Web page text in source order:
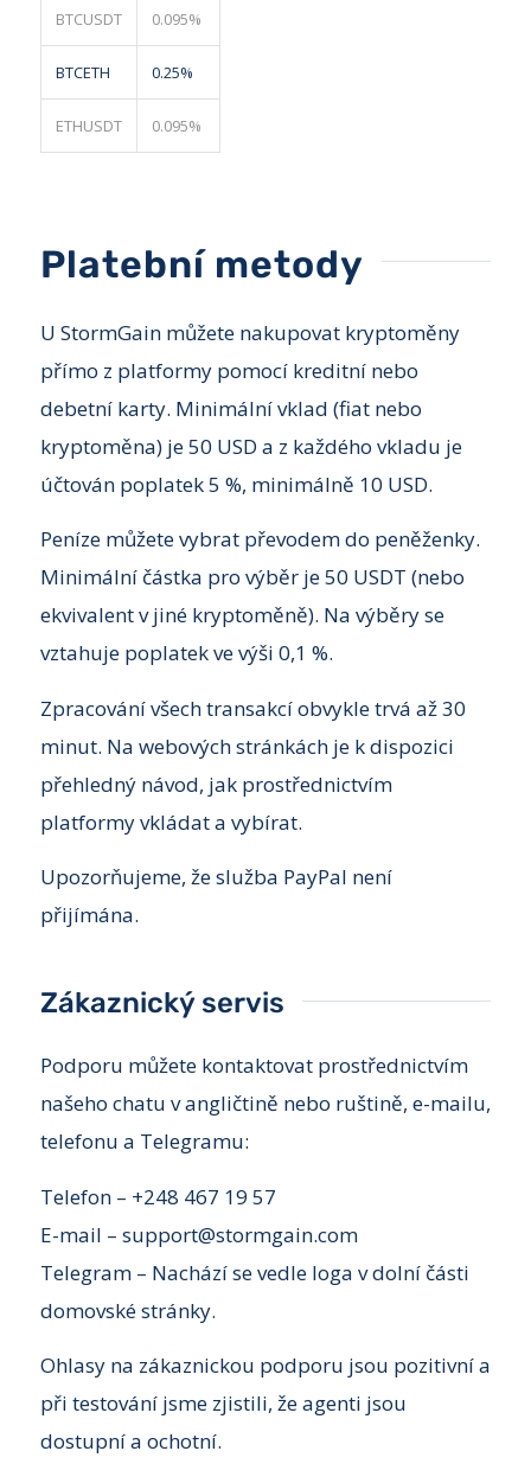
BTCUSDT 0.095%
BTCETH 0.25%
ETHUSDT 0.095%
Platební metody
U StormGain můžete nakupovat kryptoměny
přímo z platformy pomocí kreditní nebo
debetní karty. Minimální vklad (fiat nebo
kryptoměna) je 50 USD a z každého vkladu je
účtován poplatek 5 %, minimálně 10 USD.
Peníze můžete vybrat převodem do peněženky.
Minimální částka pro výběr je 50 USDT (nebo
ekvivalent v jiné kryptoměně). Na výběry se
vztahuje poplatek ve výši 0,1 %.
Zpracování všech transakcí obvykle trvá až 30
minut. Na webových stránkách je k dispozici
přehledný návod, jak prostřednictvím
platformy vkládat a vybírat.
Upozorňujeme, že služba PayPal není
přijímána.
Zákaznický servis
Podporu můžete kontaktovat prostřednictvím
našeho chatu v angličtině nebo ruštině, e-mailu,
telefonu a Telegramu:
Telefon – +248 467 19 57
E-mail – support@stormgain.com
Telegram – Nachází se vedle loga v dolní části
domovské stránky.
Ohlasy na zákaznickou podporu jsou pozitivní a
při testování jsme zjistili, že agenti jsou
dostupní a ochotní.